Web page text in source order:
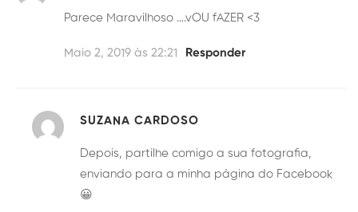
Parece Maravilhoso ….vOU fAZER <3
Maio 2, 2019 às 22:21 Responder
SUZANA CARDOSO
Depois, partilhe comigo a sua fotografia,
enviando para a minha página do Facebook
😀